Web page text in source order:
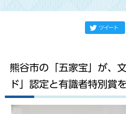
か
熊谷市の「五家宝」が、
ド」認定と有識者特別賞